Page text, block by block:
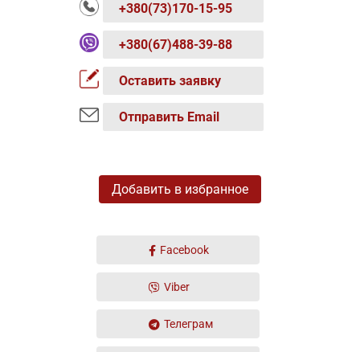
+380(73)170-15-95
+380(67)488-39-88
Оставить заявку
Отправить Email
Добавить в избранное
Facebook
Viber
Телеграм